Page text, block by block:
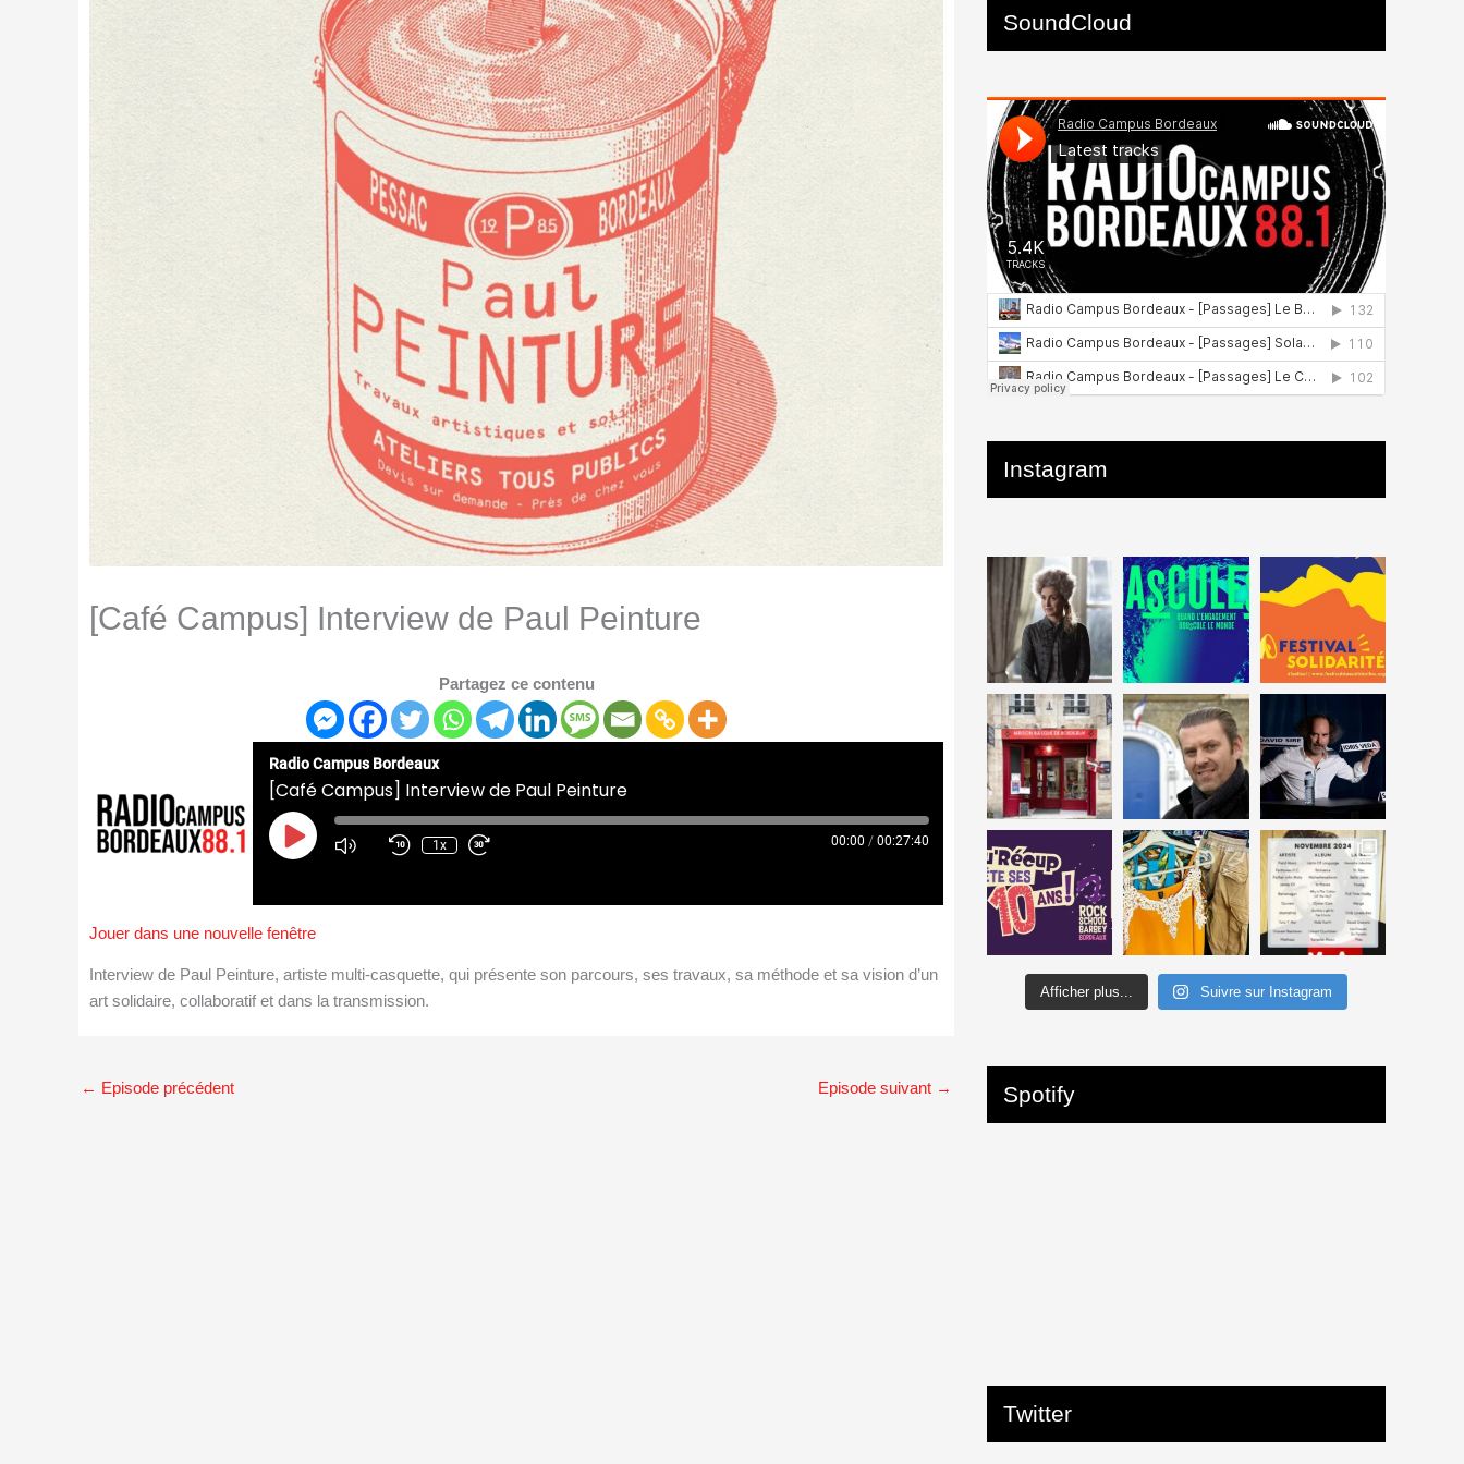
[Café Campus] Interview de Paul Peinture
Partagez ce contenu
Radio Campus Bordeaux
[Café Campus] Interview de Paul Peinture
Play
Episode
1x 00:00 / 00:27:40
Jouer dans une nouvelle fenêtre
Interview de Paul Peinture, artiste multi-casquette, qui présente son parcours, ses travaux, sa méthode et sa vision d’un
art solidaire, collaboratif et dans la transmission.
← Episode précédent Episode suivant →
SoundCloud
Instagram
Afficher plus... Suivre sur Instagram
Spotify
Twitter